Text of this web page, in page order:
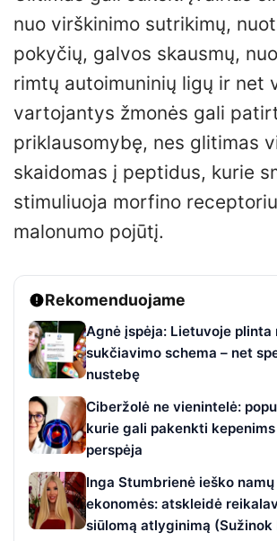
nuo virškinimo sutrikimų,
pokyčių, galvos skausmų,
rimtų autoimuninių ligų ir net
vartojantys žmonės gali
priklausomybę, nes glitimas
skaidomas į peptidus, kurie
stimuliuoja morfino
malonumo pojūtį.
Rekomenduojame
Agnė įspėja: Lietuvoje plinta
sukčiavimo schema – net
nustebę
Ciberžolė ne vienintelė:
kurie gali pakenkti
perspėja
Inga Stumbrienė ieško
ekonomės: atskleidė
siūlomą atlyginimą (Sužinok